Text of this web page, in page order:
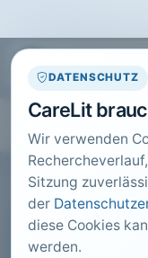
DATENSCHUTZ
CareLit
Wir verwenden
Sitzung
der
diese Cookies
werden.CARELIT